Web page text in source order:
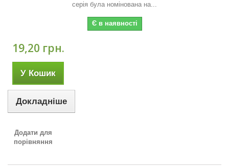
серія була номінована на...
Є в наявності
19,20 грн.
У Кошик
Докладніше
Додати для
порівняння